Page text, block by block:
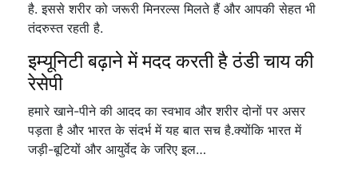
है. इससे शरीर को जरूरी मिनरल्स मिलते हैं और आपकी सेहत भी
तंदरुस्त रहती है.
इम्यूनिटी बढ़ाने में मदद करती है ठंडी चाय की
रेसेपी
हमारे खाने-पीने की आदद का स्वभाव और शरीर दोनों पर असर
पड़ता है और भारत के संदर्भ में यह बात सच है.क्योंकि भारत में
जड़ी-बूटियों और आयुर्वेद के जरिए इल…